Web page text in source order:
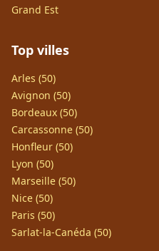
Grand Est
Top villes
Arles (50)
Avignon (50)
Bordeaux (50)
Carcassonne (50)
Honfleur (50)
Lyon (50)
Marseille (50)
Nice (50)
Paris (50)
Sarlat-la-Canéda (50)